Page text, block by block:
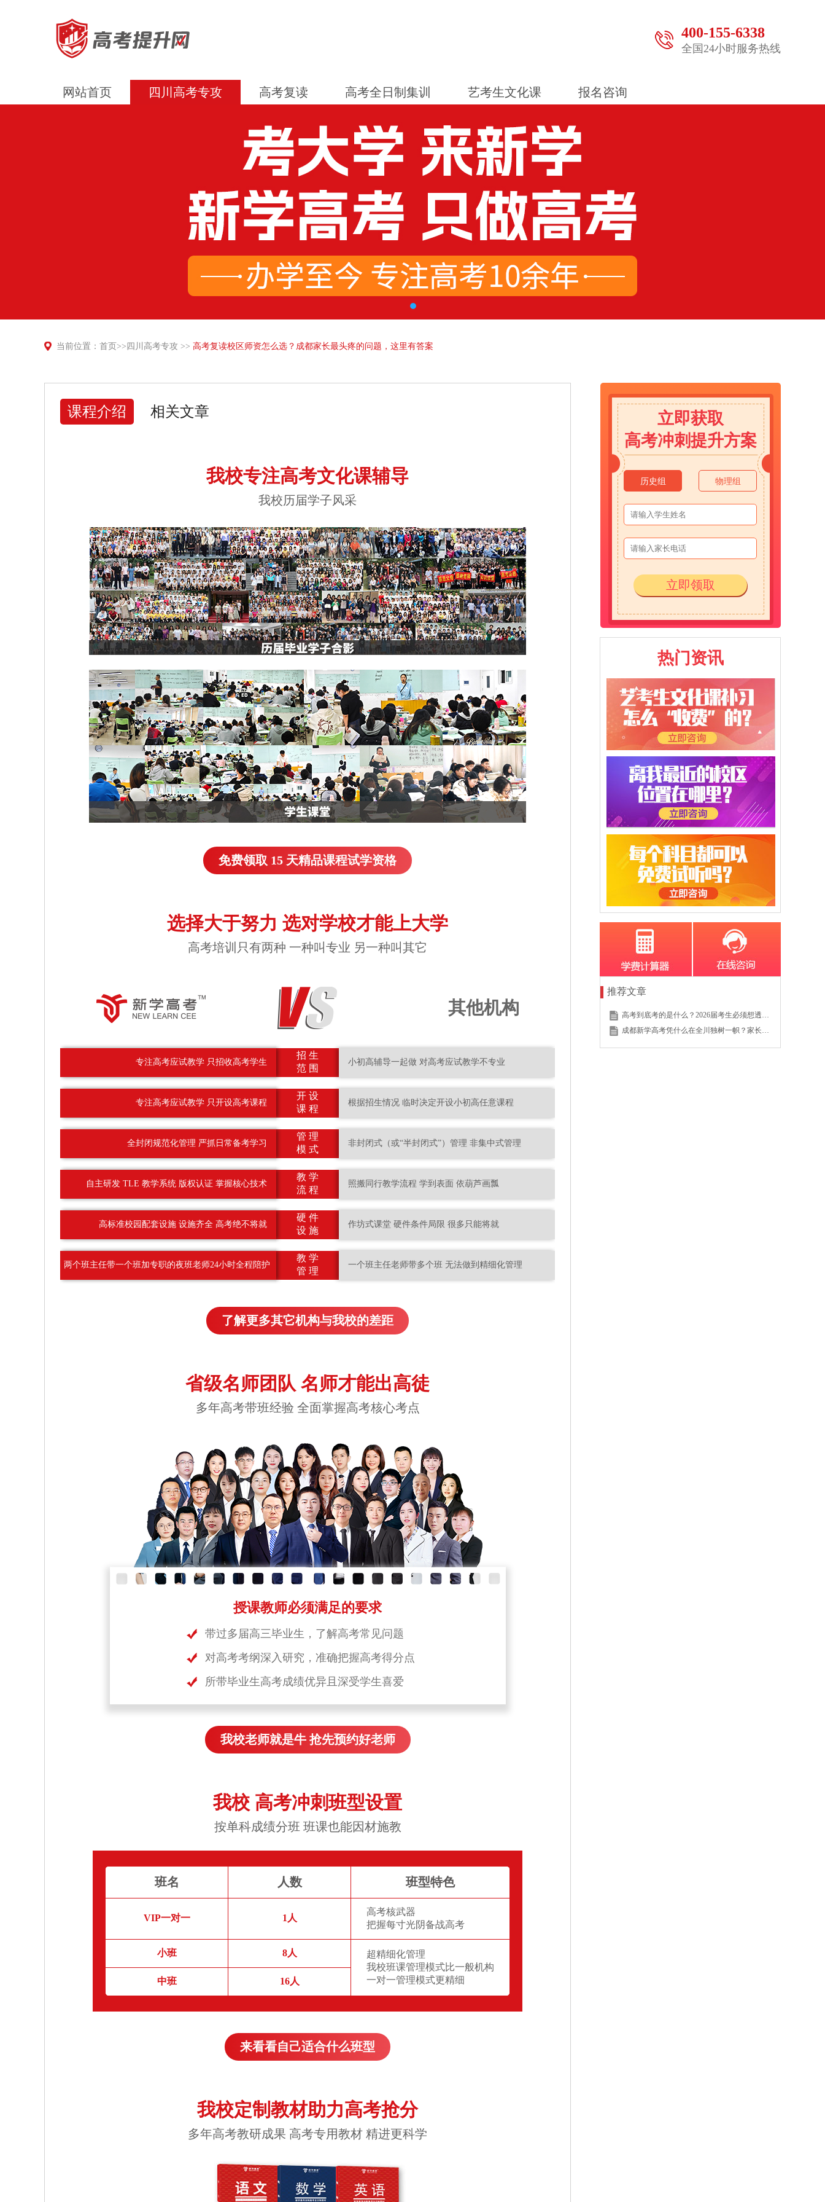
400-155-6338
全国24小时服务热线
网站首页 四川高考专攻 高考复读 高考全日制集训 艺考生文化课 报名咨询
当前位置： 首页 >> 四川高考专攻 >> 高考复读校区师资怎么选？成都家长最头疼的问题，这里有答案
课程介绍 相关文章
我校专注高考文化课辅导
我校历届学子风采
免费领取 15 天精品课程试学资格
选择大于努力 选对学校才能上大学
高考培训只有两种 一种叫专业 另一种叫其它
其他机构
专注高考应试教学 只招收高考学生
专注高考应试教学 只开设高考课程
全封闭规范化管理 严抓日常备考学习
自主研发 TLE 教学系统 版权认证 掌握核心技术
高标准校园配套设施 设施齐全 高考绝不将就
两个班主任带一个班加专职的夜班老师24小时全程陪护
招 生
范 围
开 设
课 程
管 理
模 式
教 学
流 程
硬 件
设 施
教 学
管 理
小初高辅导一起做 对高考应试教学不专业
根据招生情况 临时决定开设小初高任意课程
非封闭式（或“半封闭式”）管理 非集中式管理
照搬同行教学流程 学到表面 依葫芦画瓢
作坊式课堂 硬件条件局限 很多只能将就
一个班主任老师带多个班 无法做到精细化管理
了解更多其它机构与我校的差距
省级名师团队 名师才能出高徒
多年高考带班经验 全面掌握高考核心考点
授课教师必须满足的要求
带过多届高三毕业生，了解高考常见问题
对高考考纲深入研究，准确把握高考得分点
所带毕业生高考成绩优异且深受学生喜爱
我校老师就是牛 抢先预约好老师
我校 高考冲刺班型设置
按单科成绩分班 班课也能因材施教
班名 人数 班型特色
VIP一对一 1人
高考核武器
把握每寸光阴备战高考
小班 8人
超精细化管理
我校班课管理模式比一般机构
一对一管理模式更精细
中班 16人
来看看自己适合什么班型
我校定制教材助力高考抢分
多年高考教研成果 高考专用教材 精进更科学
立即获取
高考冲刺提升方案
历史组 物理组
立即领取
热门资讯
推荐文章
高考到底考的是什么？2026届考生必须想透的这个底层逻辑
成都新学高考凭什么在全川独树一帜？家长的真实选择说明一切